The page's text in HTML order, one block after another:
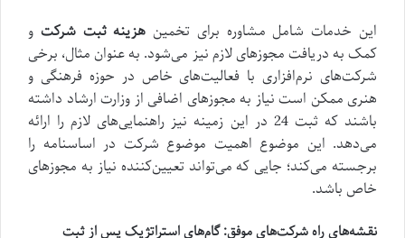
این خدمات شامل مشاوره برای تخمین هزینه ثبت شرکت و
کمک به دریافت مجوزهای لازم نیز می‌شود. به عنوان مثال، برخی
شرکت‌های نرم‌افزاری با فعالیت‌های خاص در حوزه فرهنگی و
هنری ممکن است نیاز به مجوزهای اضافی از وزارت ارشاد داشته
باشند که ثبت 24
در این زمینه نیز راهنمایی‌های لازم را ارائه
می‌دهد. این موضوع اهمیت موضوع شرکت در اساسنامه را
برجسته می‌کند؛ جایی که می‌تواند تعیین‌کننده نیاز به مجوزهای
خاص باشد.
نقشه‌های راه شرکت‌های موفق: گام‌های استراتژیک پس از ثبت